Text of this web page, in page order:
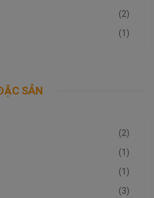
(2)
(1)
SẢN
(2)
(1)
(1)
(3)